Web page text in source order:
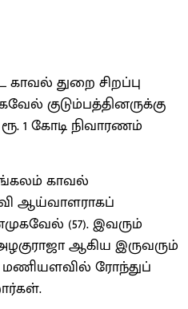
துறை சிறப்பு
குடும்பத்தினருக்கு
1 கோடி நிவாரணம்
காவல்
ஆய்வாளராகப்
(57). இவரும்
ஆகிய இருவரும்
மணியளவில் ரோந்துப்